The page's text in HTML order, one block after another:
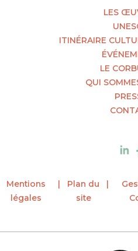
LES
ITINÉRAIRE
LE
QUI
Mentions
légales
Plan du
site